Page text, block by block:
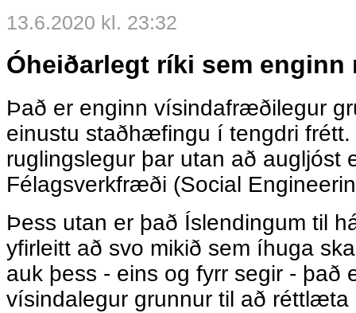
13.6.2020 kl. 23:32
Óheiðarlegt ríki sem
Það er enginn vísindafræðilegur
einustu staðhæfingu í tengdri frétt.
ruglingslegur þar utan að augljóst
Félagsverkfræði (Social
Þess utan er það Íslendingum til
yfirleitt að svo mikið sem íhuga
auk þess - eins og fyrr segir - það
vísindalegur grunnur til að réttlæta